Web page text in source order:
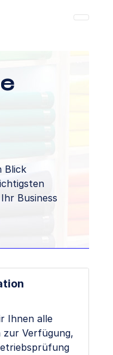
Blick
Business
Ihnen alle
Verfügung,